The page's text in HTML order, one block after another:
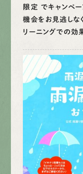
限定 でキャンペー
機会をお見逃しな
リーニングでの